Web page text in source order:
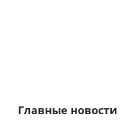
Главные новости